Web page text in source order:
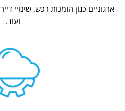
ארגוניים כגון הזמנות רכש, שינויי
ועוד.